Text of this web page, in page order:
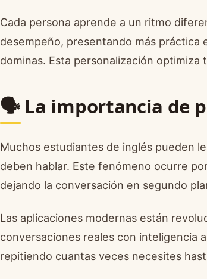
Cada persona aprende a un ritmo
desempeño, presentando más práctica
dominas. Esta personalización
🗣️ La importancia de
Muchos estudiantes de inglés pueden
deben hablar. Este fenómeno ocurre
dejando la conversación en segundo
Las aplicaciones modernas están
conversaciones reales con inteligencia
repitiendo cuantas veces necesites